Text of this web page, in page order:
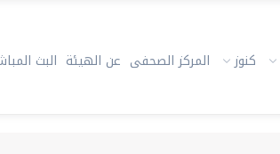
كنوز المركز الصحفى عن الهيئة البث